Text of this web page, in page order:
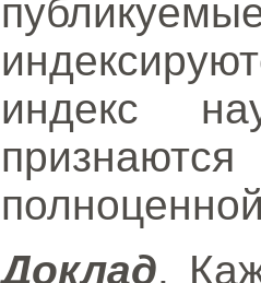
индекс
Доклад.